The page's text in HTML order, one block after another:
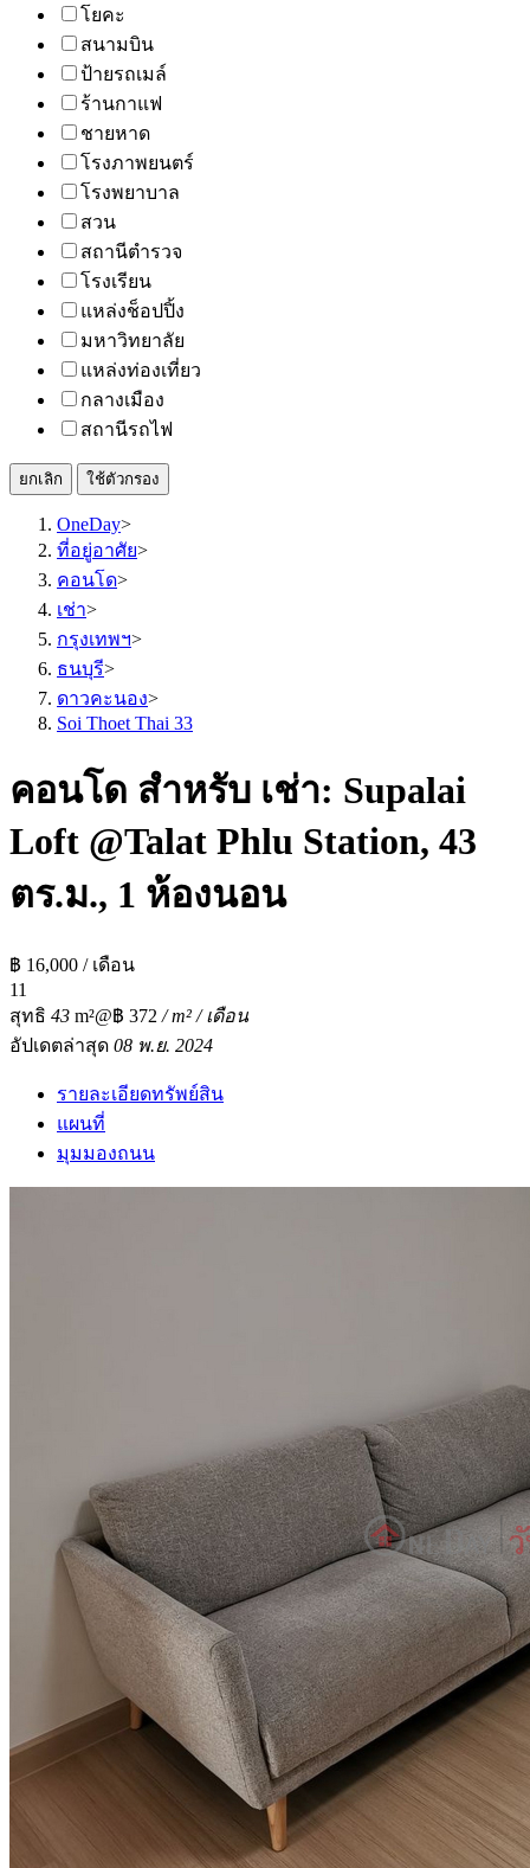
โยคะ
สนามบิน
ป้ายรถเมล์
ร้านกาแฟ
ชายหาด
โรงภาพยนตร์
โรงพยาบาล
สวน
สถานีตำรวจ
โรงเรียน
แหล่งช็อปปิ้ง
มหาวิทยาลัย
แหล่งท่องเที่ยว
กลางเมือง
สถานีรถไฟ
ยกเลิก ใช้ตัวกรอง
OneDay>
ที่อยู่อาศัย>
คอนโด>
เช่า>
กรุงเทพฯ>
ธนบุรี>
ดาวคะนอง>
Soi Thoet Thai 33
คอนโด สำหรับ เช่า: Supalai
Loft @Talat Phlu Station, 43
ตร.ม., 1 ห้องนอน
฿ 16,000 / เดือน
11
สุทธิ 43 m²@฿ 372 / m² / เดือน
อัปเดตล่าสุด 08 พ.ย. 2024
รายละเอียดทรัพย์สิน
แผนที่
มุมมองถนน